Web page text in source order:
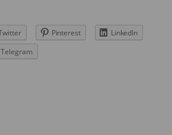
Pinterest
LinkedIn
Telegram